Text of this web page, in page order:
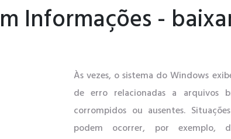
Informações -
Às vezes, o sistema do Windows
de erro relacionadas a arquivos
corrompidos ou ausentes.
podem ocorrer, por exemplo,